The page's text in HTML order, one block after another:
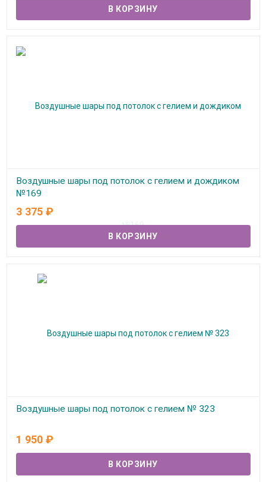
Воздушные шары под потолок с гелием и дождиком
№169
В наличии
3 375 ₽
Воздушные шары под потолок с гелием № 323
1 950 ₽